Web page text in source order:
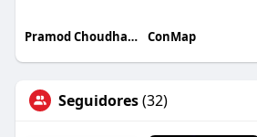
Pramod Choudhary ConMap
Seguidores(32)